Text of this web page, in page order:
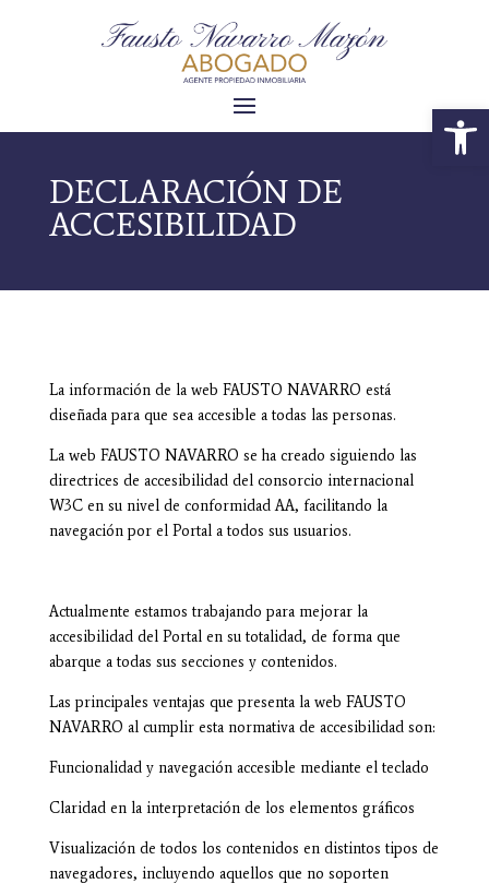
Abrir
DECLARACIÓN DE
ACCESIBILIDAD
La información de la web FAUSTO NAVARRO está
diseñada para que sea accesible a todas las personas.
La web FAUSTO NAVARRO se ha creado siguiendo las
directrices de accesibilidad del consorcio internacional
W3C en su nivel de conformidad AA, facilitando la
navegación por el Portal a todos sus usuarios.
Actualmente estamos trabajando para mejorar la
accesibilidad del Portal en su totalidad, de forma que
abarque a todas sus secciones y contenidos.
Las principales ventajas que presenta la web FAUSTO
NAVARRO al cumplir esta normativa de accesibilidad son:
Funcionalidad y navegación accesible mediante el teclado
Claridad en la interpretación de los elementos gráficos
Visualización de todos los contenidos en distintos tipos de
navegadores, incluyendo aquellos que no soporten